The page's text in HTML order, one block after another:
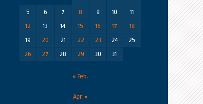
5
6 7 8 9 10
11
12
13 14 15 16 17
18
19
20 21 22 23 24
25
26
27 28 29 30 31
« Feb.
Apr. »